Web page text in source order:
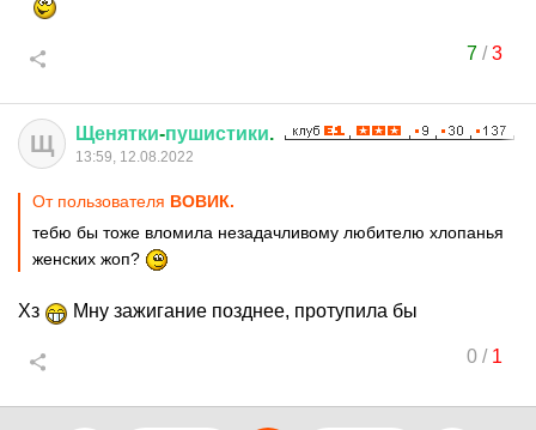
7/3
Щ Щенятки-пушистики.
13:59, 12.08.2022
От пользователя ВОВИК.
тебю бы тоже вломила незадачливому любителю хлопанья
женских жоп?
Хз Мну зажигание позднее, протупила бы
0/ 1